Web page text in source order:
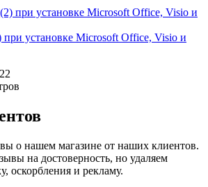
установке Microsoft Office, Visio и
о нашем магазине от наших клиентов.
на достоверность, но удаляем
оскорбления и рекламу.